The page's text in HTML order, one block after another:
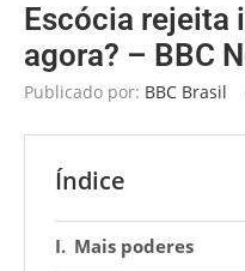
Escócia rejeita
agora? – BBC
Publicado por: BBC Brasil
Índice
Mais poderes